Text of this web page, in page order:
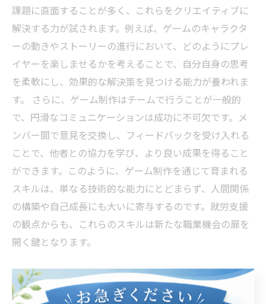
課題に直面することが多く、これらをクリエイティブに
解決する力が試されます。例えば、ゲームのキャラクタ
ーの動きやストーリーの進行において、どのようにプレ
イヤーを楽しませるかを考えることで、自分自身の思考
を柔軟にし、効果的な解決策を見つける能力が養われま
す。 さらに、ゲーム制作はチームで行うことが一般的
で、円滑なコミュニケーションは成功に不可欠です。メ
ンバー間で意見を交換し、フィードバックを受け入れる
ことで、他者との協力を学び、より良い成果を得ること
ができます。このように、ゲーム制作を通じて育まれる
スキルは、単なる技術的な能力にとどまらず、人間関係
の構築や自己成長にも大いに寄与するのです。就労支援
の観点からも、これらのスキルは新たな職業機会の扉を
開く鍵となります。
自己管理とプロジェクト管理を学ぶ重要性